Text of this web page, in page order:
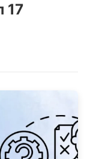
17